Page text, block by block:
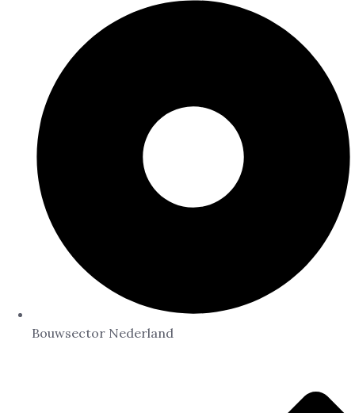
Bouwsector Nederland